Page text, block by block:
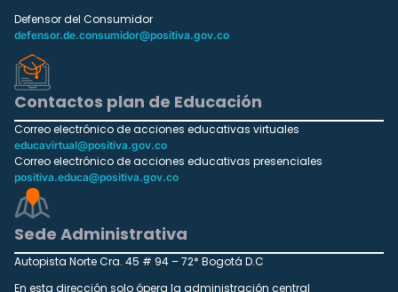
Defensor del Consumidor
defensor.de.consumidor@positiva.gov.co
Contactos plan de Educación
Correo electrónico de acciones educativas virtuales
educavirtual@positiva.gov.co
Correo electrónico de acciones educativas presenciales
positiva.educa@positiva.gov.co
Sede Administrativa
Autopista Norte Cra. 45 # 94 – 72* Bogotá D.C
En esta dirección solo ópera la administración central